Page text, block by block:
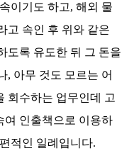
이기도 하고,해외 물
고 속인 후 위와 같은
도록 유도한 뒤 그 돈을
, 아무 것도 모르는 어
회수하는 업무인데 고
여 인출책으로 이용하
적인 일례입니다.